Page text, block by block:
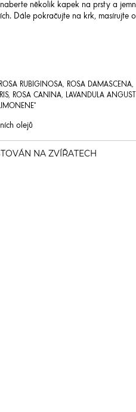
několik kapek na prsty a
Dále pokračujte na krk, masírujte
RUBIGINOSA, ROSA DAMASCENA,
ROSA CANINA, LAVANDULA
olejů